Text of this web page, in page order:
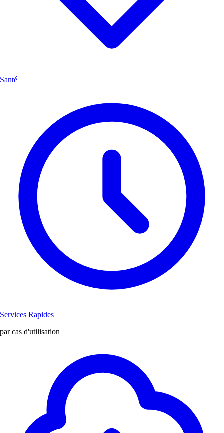
Santé
Services Rapides
par cas d'utilisation